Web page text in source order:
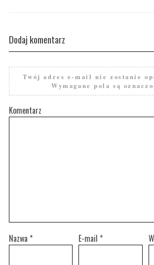
Dodaj komentarz
Twój adres e-mail nie zostanie
Wymagane pola są
Komentarz
Nazwa * E-mail *